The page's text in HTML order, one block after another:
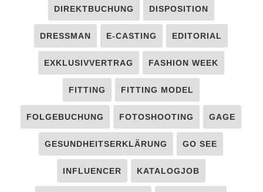
DIREKTBUCHUNG DISPOSITION
DRESSMAN E-CASTING EDITORIAL
EXKLUSIVVERTRAG FASHION WEEK
FITTING FITTING MODEL
FOLGEBUCHUNG FOTOSHOOTING GAGE
GESUNDHEITSERKLÄRUNG GO SEE
INFLUENCER KATALOGJOB